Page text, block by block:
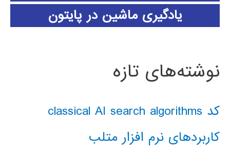
یادگیری ماشین در پایتون
نوشته‌های تازه
کد classical AI search algorithms
کاربردهای نرم افزار متلب